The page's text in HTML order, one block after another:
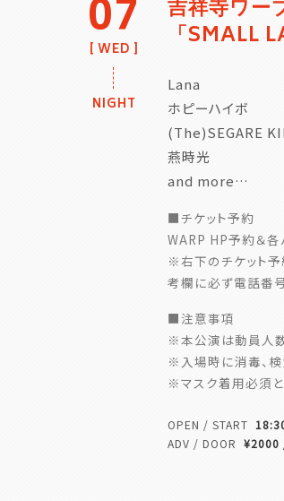
07
WED
NIGHT
吉祥寺ワ
「SMALL
Lana
ホピーハイボ
(The)SEGARE
燕時光
and more…
■チケット予約
WARP HP予約＆各
※右下のチケット予
考欄に必ず電話番
■注意事項
※本公演は動員人
※入場時に消毒、検
※マスク着用必須と
OPEN / START
ADV / DOOR
¥2000